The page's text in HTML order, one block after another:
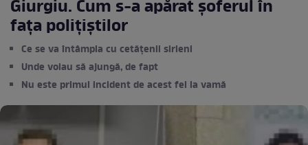
Giurgiu. Cum s-a apărat șoferul în
fața polițiștilor
Ce se va întâmpla cu cetățenii sirieni
Unde voiau să ajungă, de fapt
Nu este primul incident de acest fel la vamă